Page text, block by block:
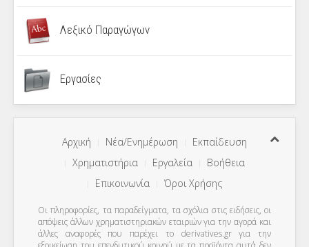
Λεξικό Παραγώγων
Εργασίες
Αρχική Νέα/Ενημέρωση
Εκπαίδευση
Χρηματιστήρια
Εργαλεία
Βοήθεια
Επικοινωνία
Όροι Χρήσης
Οι πληροφορίες, τα παραδείγματα, τα σχόλια στις ειδήσεις, οι
απόψεις άλλων χρηματιστηριακών εταιριών για την αγορά και
άλλες αναφορές που παρέχει το derivatives.gr για την